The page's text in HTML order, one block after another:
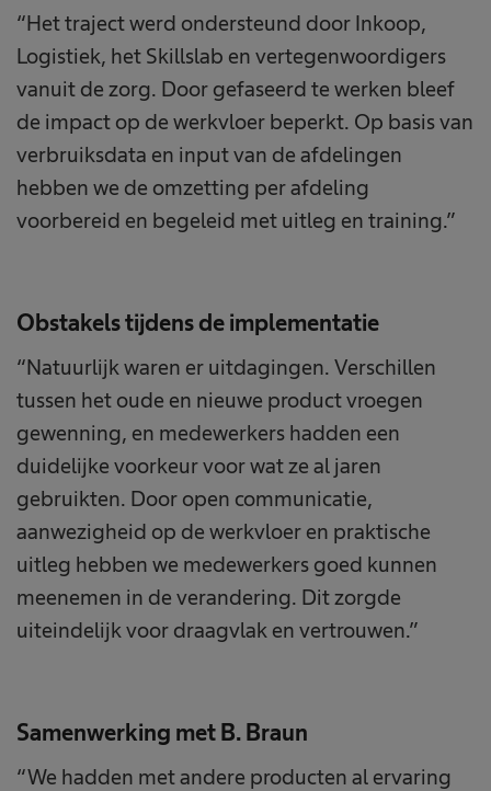
“Het traject werd ondersteund door Inkoop,
Logistiek, het Skillslab en vertegenwoordigers
vanuit de zorg. Door gefaseerd te werken bleef
de impact op de werkvloer beperkt. Op basis van
verbruiksdata en input van de afdelingen
hebben we de omzetting per afdeling
voorbereid en begeleid met uitleg en training.”
Obstakels tijdens de implementatie
“Natuurlijk waren er uitdagingen. Verschillen
tussen het oude en nieuwe product vroegen
gewenning, en medewerkers hadden een
duidelijke voorkeur voor wat ze al jaren
gebruikten. Door open communicatie,
aanwezigheid op de werkvloer en praktische
uitleg hebben we medewerkers goed kunnen
meenemen in de verandering. Dit zorgde
uiteindelijk voor draagvlak en vertrouwen.”
Samenwerking met B. Braun
“We hadden met andere producten al ervaring